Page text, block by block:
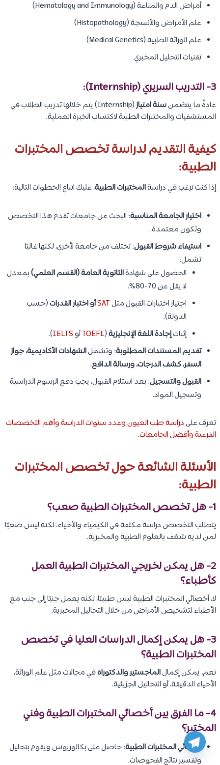
أمراض الدم والمناعة (Hematology and Immunology)
علم الأمراض والأنسجة (Histopathology)
علم الوراثة الطبية (Medical Genetics)
تقنيات التحليل المخبري
3- التدريب السريري (Internship):
عادةً ما يتضمنسنة امتياز
(Internship) يتم خلالها تدريب الطلاب في
المستشفيات والمختبرات الطبية لاكتساب الخبرة العملية.
كيفية التقديم لدراسة تخصص المختبرات
الطبية:
إذا كنت ترغب في دراسةالمختبرات الطبية، عليك اتباع الخطوات التالية:
اختيار الجامعة المناسبة: البحث عن جامعات تقدم هذا التخصص
وتكون معتمدة.
استيفاء شروط القبول: تختلف من جامعة لأخرى، لكنها غالبًا
تشمل:
الحصول على شهادةالثانوية العامة (القسم العلمي)بمعدل
لا يقل عن 70-80%.
اجتياز اختبارات القبول مثلSATأو اختبار القدرات(حسب
الدولة).
إثباتإجادة اللغة الإنجليزية(
TOEFLأوIELTS
).
تقديم المستندات المطلوبة: وتشملالشهادات الأكاديمية، جواز
السفر، كشف الدرجات، ورسالة الدافع.
القبول والتسجيل: بعد استلام القبول، يجب دفع الرسوم الدراسية
وتسجيل المواد.
تعرف علىدراسة طب العيون وعدد سنوات الدراسة وأهم التخصصات
الفرعية وأفضل الجامعات.
الأسئلة الشائعة حول تخصص المختبرات
الطبية:
1- هل تخصص المختبرات الطبية صعب؟
يتطلب التخصص دراسة مكثفة في الكيمياء والأحياء، لكنه ليس صعبًا
لمن لديه شغف بالعلوم الطبية والمخبرية.
2- هل يمكن لخريجي المختبرات الطبية العمل
كأطباء؟
لا، أخصائي المختبرات الطبية ليس طبيبًا، لكنه يعمل جنبًا إلى جنب مع
الأطباء لتشخيص الأمراض من خلال التحاليل المخبرية.
3- هل يمكن إكمال الدراسات العليا في تخصص
المختبرات الطبية؟
نعم، يمكن إكمالالماجستير والدكتوراهفي مجالات مثل علم الوراثة،
الأحياء الدقيقة، أو التحاليل الجزيئية.
4- ما الفرق بين أخصائي المختبرات الطبية وفني
المختبر؟
أخصائي المختبرات الطبية: حاصل على بكالوريوس ويقوم بتحليل
وتفسير نتائج الفحوصات.